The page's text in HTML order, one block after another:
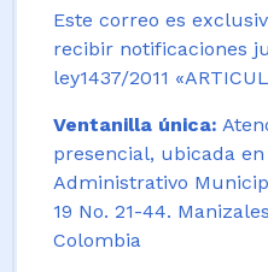
Este correo es
recibir notificaciones
ley1437/2011
Ventanilla única:
presencial, ubicada
Administrativo
19 No. 21-44.
Colombia